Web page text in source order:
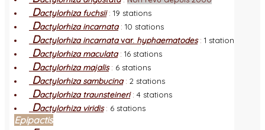
Dactylorhiza fuchsii: 19 stations
Dactylorhiza incarnata: 10 stations
Dactylorhiza incarnatavar. hyphaematodes: 1 station
Dactylorhiza maculata: 16 stations
Dactylorhiza majalis: 6 stations
Dactylorhiza sambucina: 2 stations
Dactylorhiza traunsteineri: 4 stations
Dactylorhiza viridis: 6 stations
Epipactis